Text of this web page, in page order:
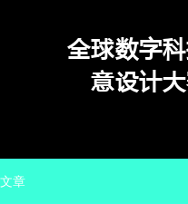
全球数字
意设计
文章